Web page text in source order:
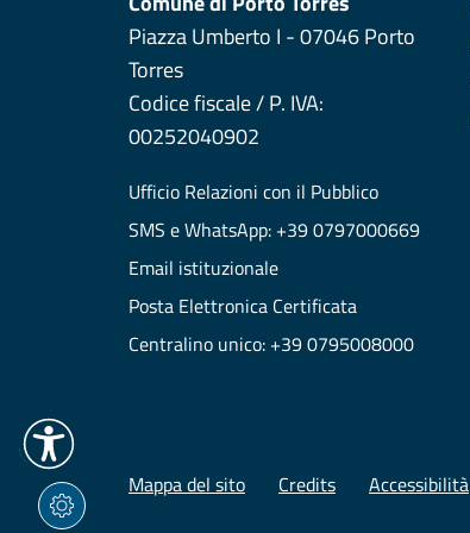
Piazza Umberto I - 07046 Porto
Torres
Codice fiscale / P. IVA:
00252040902
Ufficio Relazioni con il Pubblico
SMS e WhatsApp: +39 0797000669
Email istituzionale
Posta Elettronica Certificata
Centralino unico: +39 0795008000
Mappa del sito Credits Accessibilità